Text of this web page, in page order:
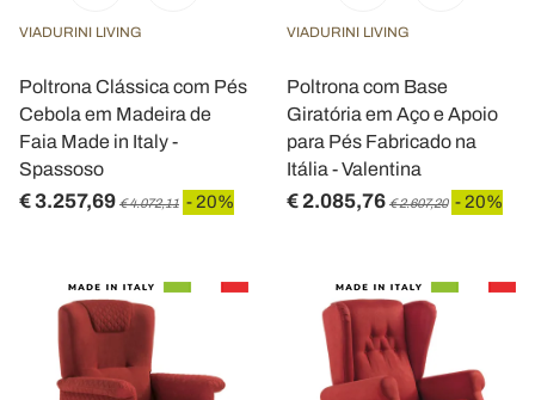
VIADURINI LIVING
Poltrona Clássica com Pés
Cebola em Madeira de
Faia Made in Italy -
Spassoso
€ 3.257,69 € 4.072,11 - 20%
VIADURINI LIVING
Poltrona com Base
Giratória em Aço e Apoio
para Pés Fabricado na
Itália - Valentina
€ 2.085,76 € 2.607,20 - 20%